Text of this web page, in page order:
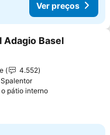
Ver preços
aos favoritos
Basel
4.552
pátio interno